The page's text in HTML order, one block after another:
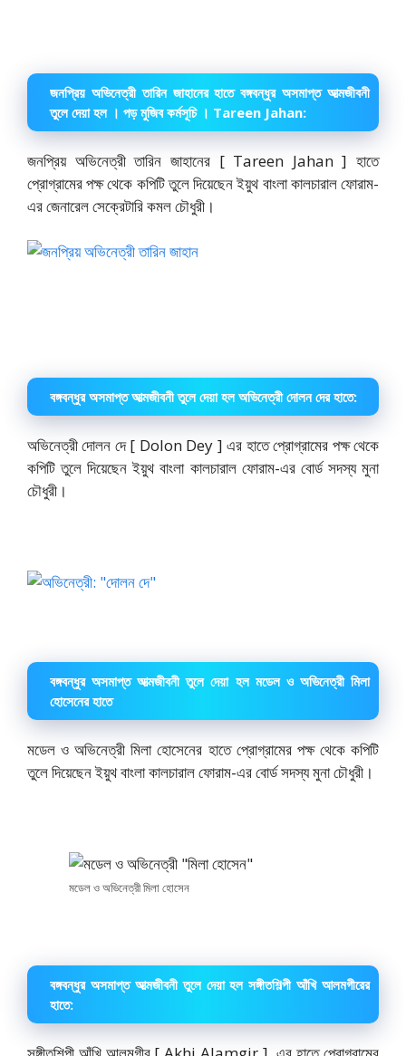
জনপ্রিয় অভিনেত্রী তারিন জাহানের হাতে বঙ্গবন্ধুর অসমাপ্ত আত্মজীবনী
তুলে দেয়া হল । পড় মুজিব কর্মসূচি । Tareen Jahan:
জনপ্রিয় অভিনেত্রী তারিন জাহানের [ Tareen Jahan ] হাতে
প্রোগ্রামের পক্ষ থেকে কপিটি তুলে দিয়েছেন ইয়ুথ বাংলা কালচারাল ফোরাম-
এর জেনারেল সেক্রেটারি কমল চৌধুরী।
বঙ্গবন্ধুর অসমাপ্ত আত্মজীবনী তুলে দেয়া হল অভিনেত্রী দোলন দের হাতে:
অভিনেত্রী দোলন দে [ Dolon Dey ] এর হাতে প্রোগ্রামের পক্ষ থেকে
কপিটি তুলে দিয়েছেন ইয়ুথ বাংলা কালচারাল ফোরাম-এর বোর্ড সদস্য মুনা
চৌধুরী।
বঙ্গবন্ধুর অসমাপ্ত আত্মজীবনী তুলে দেয়া হল মডেল ও অভিনেত্রী মিলা
হোসেনের হাতে
মডেল ও অভিনেত্রী মিলা হোসেনের হাতে প্রোগ্রামের পক্ষ থেকে কপিটি
তুলে দিয়েছেন ইয়ুথ বাংলা কালচারাল ফোরাম-এর বোর্ড সদস্য মুনা চৌধুরী।
মডেল ও অভিনেত্রী মিলা হোসেন
বঙ্গবন্ধুর অসমাপ্ত আত্মজীবনী তুলে দেয়া হল সঙ্গীতশিল্পী আঁখি আলমগীরের
হাতে: